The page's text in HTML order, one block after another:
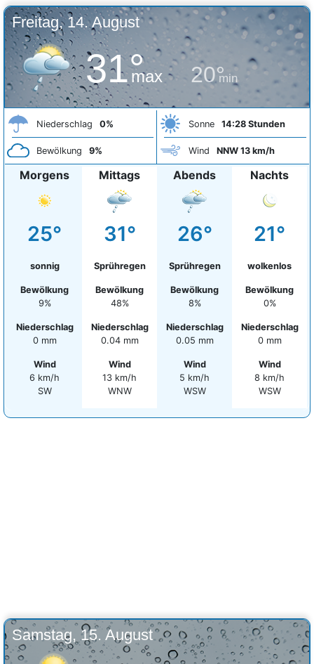
Freitag, 14. August
31°
max 20°
min
Niederschlag 0%
Bewölkung 9%
Sonne 14:28 Stunden
Wind NNW 13 km/h
Morgens
25°
sonnig
Bewölkung
9%
Niederschlag
0 mm
Wind
6 km/h
SW
Mittags
31°
Sprühregen
Bewölkung
48%
Niederschlag
0.04 mm
Wind
13 km/h
WNW
Abends
26°
Sprühregen
Bewölkung
8%
Niederschlag
0.05 mm
Wind
5 km/h
WSW
Nachts
21°
wolkenlos
Bewölkung
0%
Niederschlag
0 mm
Wind
8 km/h
WSW
Samstag, 15. August